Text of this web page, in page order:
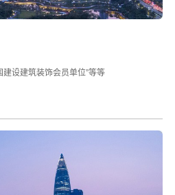
建设建筑装饰会员单位”等等